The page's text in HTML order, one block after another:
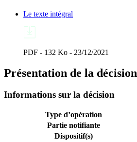
Le texte intégral
PDF - 132 Ko - 23/12/2021
Présentation de la décision
Informations sur la décision
Type d’opération
Partie notifiante
Dispositif(s)